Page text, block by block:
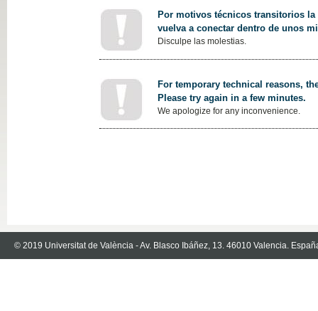
Por motivos técnicos transitorios
vuelva a conectar dentro de unos
Disculpe las molestias.
For temporary technical reasons,
Please try again in a few minutes.
We apologize for any inconvenience.
© 2019 Universitat de València - Av. Blasco Ibáñez, 13. 46010 Valencia.